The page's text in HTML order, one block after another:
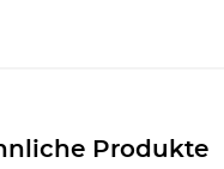
Produkte